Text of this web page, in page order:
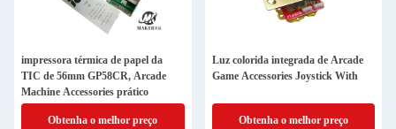
impressora térmica de papel da
TIC de 56mm GP58CR, Arcade
Machine Accessories prático
Obtenha o melhor preço
Luz colorida integrada de Arcade
Game Accessories Joystick With
Obtenha o melhor preço